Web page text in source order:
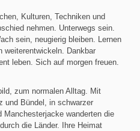
Kulturen, Techniken und
nehmen. Unterwegs sein.
sein, neugierig bleiben. Lernen
weiterentwickeln. Dankbar
leben. Sich auf morgen freuen.
zum normalen Alltag. Mit
und Bündel, in schwarzer
wanderten die
die Länder. Ihre Heimat